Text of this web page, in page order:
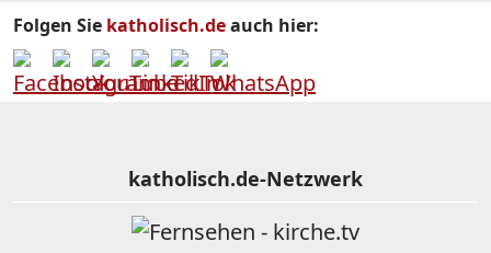
Folgen Sie katholisch.deauch hier:
katholisch.de-Netzwerk